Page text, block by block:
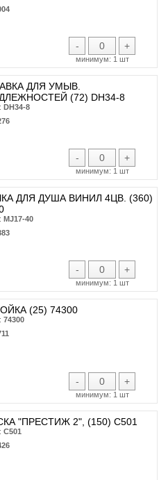
- +
минимум: 1 шт
ДЛЯ УМЫВ.
(72) DH34-8
DH34-8
- +
минимум: 1 шт
ДЛЯ ДУША ВИНИЛ 4ЦВ. (360)
MJ17-40
- +
минимум: 1 шт
(25) 74300
74300
- +
минимум: 1 шт
"ПРЕСТИЖ 2", (150) С501
С501